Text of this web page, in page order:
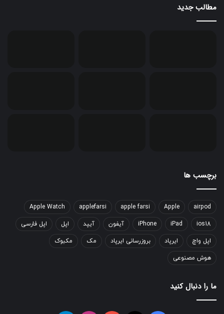
مطالب جدید
برچسب ها
airpod
Apple
apple farsi
applefarsi
Apple Watch
ios18
iPad
iPhone آیفون آیپد اپل اپل فارسی
اپل واچ ایرپاد بروزرسانی ایرپاد مک مکبوک
هوش مصنوعی
ما را دنبال کنید